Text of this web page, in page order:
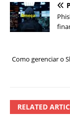
Como gerenciar o
RELATED